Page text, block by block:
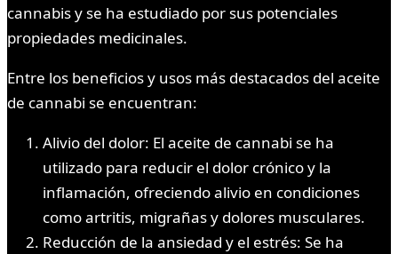
cannabis y se ha estudiado por sus potenciales
propiedades medicinales.
Entre los beneficios y usos más destacados del aceite
de cannabi se encuentran:
Alivio del dolor: El aceite de cannabi se ha
utilizado para reducir el dolor crónico y la
inflamación, ofreciendo alivio en condiciones
como artritis, migrañas y dolores musculares.
Reducción de la ansiedad y el estrés: Se ha